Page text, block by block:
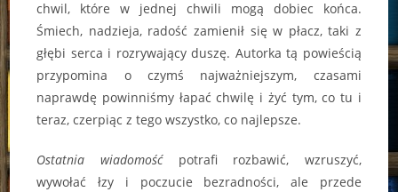
chwil, które w jednej chwili mogą dobiec końca.
Śmiech, nadzieja, radość zamienił się w płacz, taki z
głębi serca i rozrywający duszę. Autorka tą powieścią
przypomina o czymś najważniejszym, czasami
naprawdę powinniśmy łapać chwilę i żyć tym, co tu i
teraz, czerpiąc z tego wszystko, co najlepsze.
Ostatnia wiadomośćpotrafi rozbawić, wzruszyć,
wywołać łzy i poczucie bezradności, ale przede